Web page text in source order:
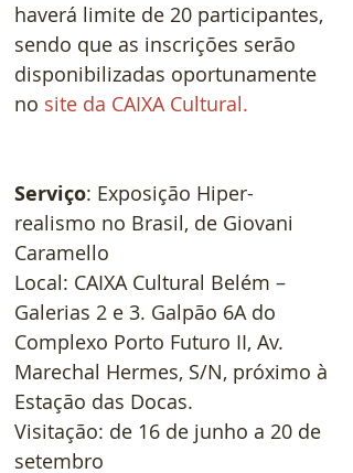
haverá limite de 20 participantes,
sendo que as inscrições serão
disponibilizadas oportunamente
no site da CAIXA Cultural.
Serviço: Exposição Hiper-
realismo no Brasil, de Giovani
Caramello
Local: CAIXA Cultural Belém –
Galerias 2 e 3. Galpão 6A do
Complexo Porto Futuro II, Av.
Marechal Hermes, S/N, próximo à
Estação das Docas.
Visitação: de 16 de junho a 20 de
setembro